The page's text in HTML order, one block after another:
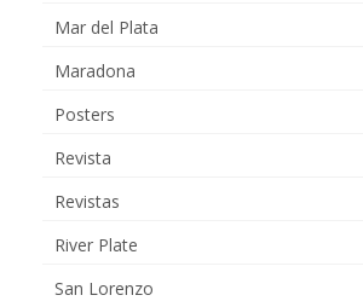
Mar del Plata
Maradona
Posters
Revista
Revistas
River Plate
San Lorenzo